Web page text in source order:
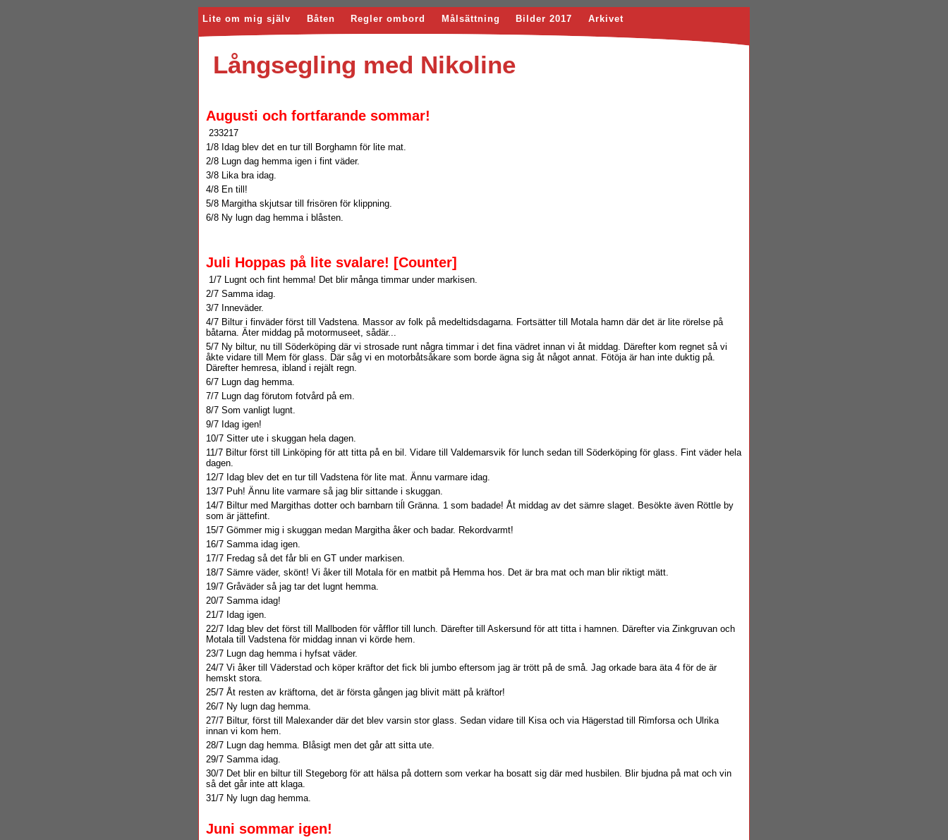
Lite om mig själv Båten Regler ombord Målsättning Bilder 2017 Arkivet
Långsegling med Nikoline
Augusti och fortfarande sommar!
233217
1/8 Idag blev det en tur till Borghamn för lite mat.
2/8 Lugn dag hemma igen i fint väder.
3/8 Lika bra idag.
4/8 En till!
5/8 Margitha skjutsar till frisören för klippning.
6/8 Ny lugn dag hemma i blåsten.
Juli Hoppas på lite svalare! [Counter]
1/7 Lugnt och fint hemma! Det blir många timmar under markisen.
2/7 Samma idag.
3/7 Inneväder.
4/7 Biltur i finväder först till Vadstena. Massor av folk på medeltidsdagarna. Fortsätter till Motala hamn där det är lite rörelse på
båtarna. Äter middag på motormuseet, sådär...
5/7 Ny biltur, nu till Söderköping där vi strosade runt några timmar i det fina vädret innan vi åt middag. Därefter kom regnet så vi
åkte vidare till Mem för glass. Där såg vi en motorbåtsåkare som borde ägna sig åt något annat. Fötöja är han inte duktig på.
Därefter hemresa, ibland i rejält regn.
6/7 Lugn dag hemma.
7/7 Lugn dag förutom fotvård på em.
8/7 Som vanligt lugnt.
9/7 Idag igen!
10/7 Sitter ute i skuggan hela dagen.
11/7 Biltur först till Linköping för att titta på en bil. Vidare till Valdemarsvik för lunch sedan till Söderköping för glass. Fint väder hela
dagen.
12/7 Idag blev det en tur till Vadstena för lite mat. Ännu varmare idag.
13/7 Puh! Ännu lite varmare så jag blir sittande i skuggan.
14/7 Biltur med Margithas dotter och barnbarn tiĺl Gränna. 1 som badade! Åt middag av det sämre slaget. Besökte även Röttle by
som är jättefint.
15/7 Gömmer mig i skuggan medan Margitha åker och badar. Rekordvarmt!
16/7 Samma idag igen.
17/7 Fredag så det får bli en GT under markisen.
18/7 Sämre väder, skönt! Vi åker till Motala för en matbit på Hemma hos. Det är bra mat och man blir riktigt mätt.
19/7 Gråväder så jag tar det lugnt hemma.
20/7 Samma idag!
21/7 Idag igen.
22/7 Idag blev det först till Mallboden för våfflor till lunch. Därefter till Askersund för att titta i hamnen. Därefter via Zinkgruvan och
Motala till Vadstena för middag innan vi körde hem.
23/7 Lugn dag hemma i hyfsat väder.
24/7 Vi åker till Väderstad och köper kräftor det fick bli jumbo eftersom jag är trött på de små. Jag orkade bara äta 4 för de är
hemskt stora.
25/7 Åt resten av kräftorna, det är första gången jag blivit mätt på kräftor!
26/7 Ny lugn dag hemma.
27/7 Biltur, först till Malexander där det blev varsin stor glass. Sedan vidare till Kisa och via Hägerstad till Rimforsa och Ulrika
innan vi kom hem.
28/7 Lugn dag hemma. Blåsigt men det går att sitta ute.
29/7 Samma idag.
30/7 Det blir en biltur till Stegeborg för att hälsa på dottern som verkar ha bosatt sig där med husbilen. Blir bjudna på mat och vin
så det går inte att klaga.
31/7 Ny lugn dag hemma.
Juni sommar igen!